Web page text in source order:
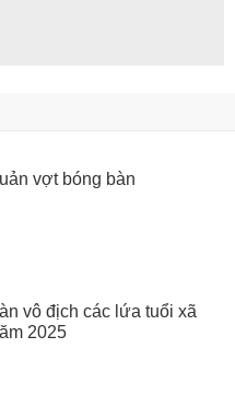
vợt bóng bàn
vô địch các lứa tuổi xã
2025